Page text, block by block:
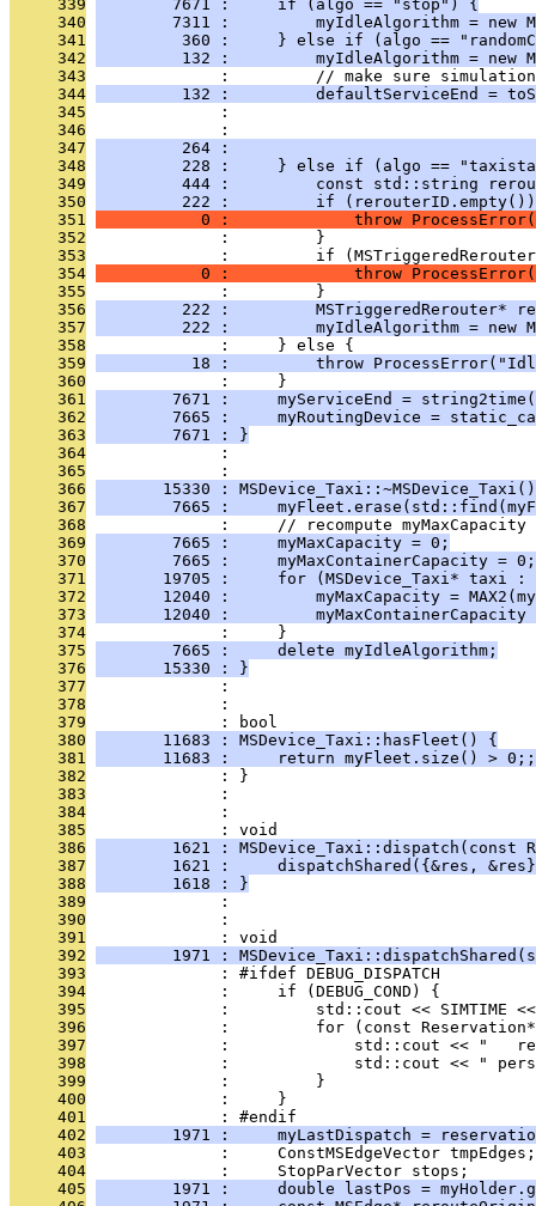
     339
        7671 :     if (algo == "stop") {
     340
7311 :         myIdleAlgorithm = new
     341
360 :     } else if (algo ==
     342
132 :         myIdleAlgorithm = new
     343
:         // make sure
     344
132 :         defaultServiceEnd =
     345
:
     346
:
     347
264 :
     348
228 :     } else if (algo ==
     349
444 :         const std::string
     350
222 :         if
     351
0 :             throw
     352
              :         }
     353
:         if
     354
0 :             throw
     355
              :         }
     356
222 :         MSTriggeredRerouter*
     357
222 :         myIdleAlgorithm = new
     358
              :     } else {
     359
18 :         throw
     360
              :     }
     361
7671 :     myServiceEnd =
     362
7665 :     myRoutingDevice =
     363
        7671 : }
     364
              :
     365
              :
     366
15330 :
     367
7665 :
     368
              :     // recompute myMaxCapacity
     369
        7665 :     myMaxCapacity = 0;
     370
        7665 :     myMaxContainerCapacity = 0;
     371
19705 :     for (MSDevice_Taxi* taxi :
     372
12040 :         myMaxCapacity =
     373
12040 :
     374
              :     }
     375
        7665 :     delete myIdleAlgorithm;
     376
       15330 : }
     377
              :
     378
              :
     379
              : bool
     380
       11683 : MSDevice_Taxi::hasFleet() {
     381
       11683 :     return myFleet.size() > 0;;
     382
              : }
     383
              :
     384
              :
     385
              : void
     386
1621 : MSDevice_Taxi::dispatch(const
     387
1621 :     dispatchShared({&res,
     388
        1618 : }
     389
              :
     390
              :
     391
              : void
     392
1971 :
     393
              : #ifdef DEBUG_DISPATCH
     394
              :     if (DEBUG_COND) {
     395
:         std::cout << SIMTIME
     396
:         for (const
     397
:             std::cout << "
     398
:             std::cout << "
     399
              :         }
     400
              :     }
     401
              : #endif
     402
1971 :     myLastDispatch =
     403
              :     ConstMSEdgeVector tmpEdges;
     404
              :     StopParVector stops;
     405
1971 :     double lastPos =